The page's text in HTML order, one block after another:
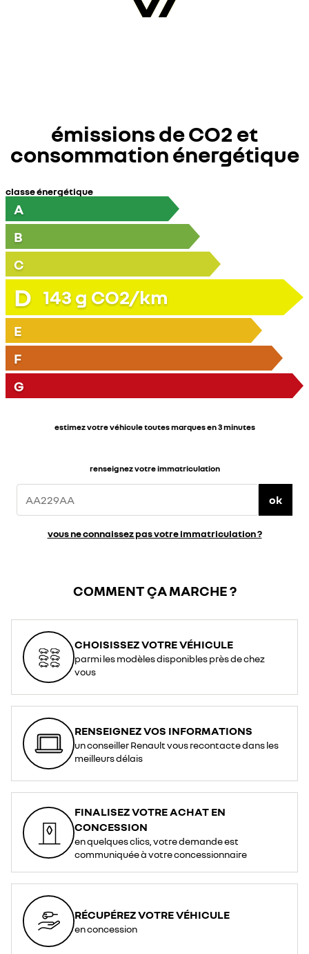
émissions de CO2 et
consommation énergétique
classe énergétique
A
B
C
D 143 g CO2/km
E
F
G
estimez votre véhicule toutes marques en 3 minutes
renseignez votre immatriculation
ok
vous ne connaissez pas votre immatriculation ?
COMMENT ÇA MARCHE ?
CHOISISSEZ VOTRE VÉHICULE
parmi les modèles disponibles près de chez
vous
RENSEIGNEZ VOS INFORMATIONS
un conseiller Renault vous recontacte dans les
meilleurs délais
FINALISEZ VOTRE ACHAT EN
CONCESSION
en quelques clics, votre demande est
communiquée à votre concessionnaire
RÉCUPÉREZ VOTRE VÉHICULE
en concession